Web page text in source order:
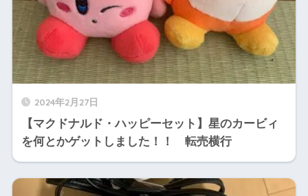
2024年2月27日
【マクドナルド・ハッピーセット】星のカービィ
を何とかゲットしました！！ 転売横行